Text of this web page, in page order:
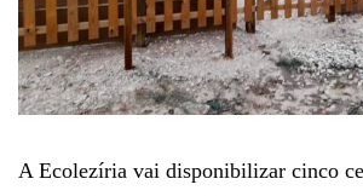
A Ecolezíria vai disponibilizar cinco